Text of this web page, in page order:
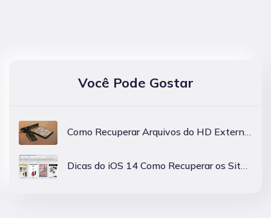
Você Pode Gostar
Como Recuperar Arquivos do HD Externo Samsung no Mac?
Dicas do iOS 14 Como Recuperar os Sites Principais Excluídos no Safari